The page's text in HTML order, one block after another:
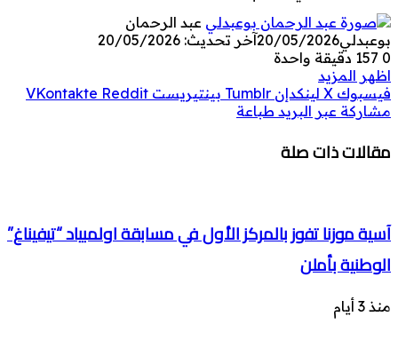
عبد الرحمان
بوعبدلي20/05/2026آخر تحديث: 20/05/2026
0
دقيقة واحدة
اظهر المزيد
فيسبوك ‫X لينكدإن بينتيريست
مشاركة عبر البريد طباعة
مقالات ذات صلة
آسية موزنا تفوز بالمركز الأول في مسابقة اولمبياد “تيفيناغ”
الوطنية بأملن
منذ 3 أيام